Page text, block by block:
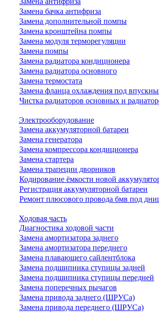
Замена бачка антифриза
Замена дополнительной помпы
Замена кронштейна помпы
Замена модуля терморегуляции
Замена помпы
Замена радиатора кондиционера
Замена радиатора основного
Замена термостата
Замена фланца охлаждения под
Чистка радиаторов основных и
Электрооборудование
Замена аккумуляторной батареи
Замена генератора
Замена компрессора кондиционера
Замена стартера
Замена трапеции дворников
Кодирование ёмкости новой
Регистрация аккумуляторной батареи
Ремонт плюсового провода бмв под
Ходовая часть
Диагностика ходовой части
Замена амортизатора заднего
Замена амортизатора переднего
Замена плавающего сайлентблока
Замена подшипника ступицы задней
Замена подшипника ступицы передней
Замена поперечных рычагов
Замена привода заднего (ШРУСа)
Замена привода переднего (ШРУСа)